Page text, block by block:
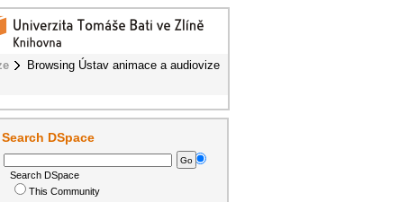
Browsing Ústav animace a audiovize
Search DSpace
Search DSpace
This Community